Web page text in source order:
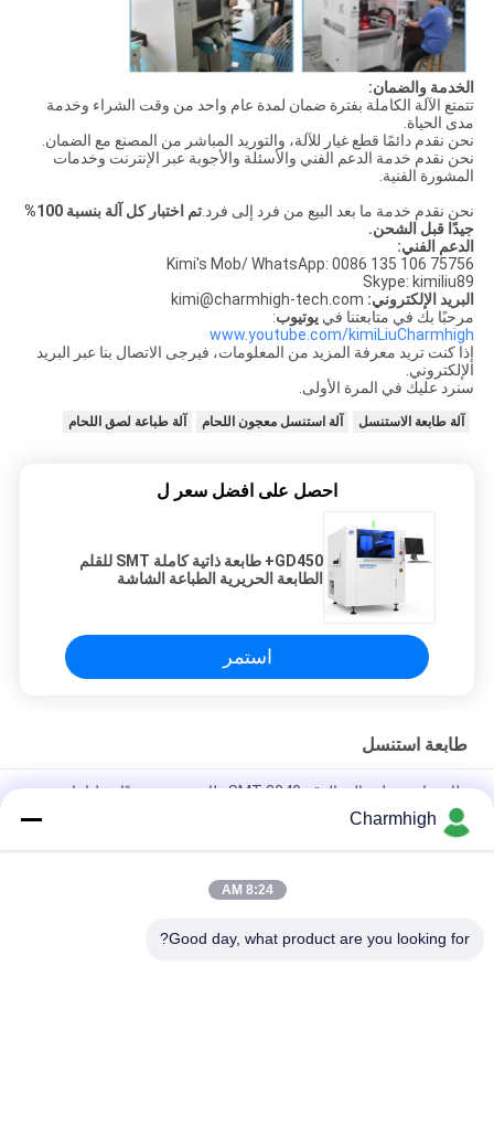
الخدمة والضمان:
تتمتع الآلة الكاملة بفترة ضمان لمدة عام واحد من وقت الشراء وخدمة
مدى الحياة.
نحن نقدم دائمًا قطع غيار للآلة، والتوريد المباشر من المصنع مع الضمان.
نحن نقدم خدمة الدعم الفني والأسئلة والأجوبة عبر الإنترنت وخدمات
المشورة الفنية.
نحن نقدم خدمة ما بعد البيع من فرد إلى فرد.
تم اختبار كل آلة بنسبة 100%
جيدًا قبل الشحن.
الدعم الفني:
Kimi's Mob/ WhatsApp: 0086 135 106 75756
Skype: kimiliu89
البريد الإلكتروني: kimi@charmhigh-tech.com
مرحبًا بك في متابعتنا في يوتيوب:
www.youtube.com/kimiLiuCharmhigh
إذا كنت تريد معرفة المزيد من المعلومات، فيرجى الاتصال بنا عبر البريد
الإلكتروني.
سنرد عليك في المرة الأولى.
آلة طابعة الاستنسل آلة استنسل معجون اللحام آلة طباعة لصق اللحام
احصل على افضل سعر ل
GD450+ طابعة ذاتية كاملة SMT للقلم
الطابعة الحريرية الطباعة الشاشة
استمر
طابعة استنسل
طابعة استنسل عالية الدقة 3040 SMT طابعة حرير يدويًا خط إنتاج
SMT
طابعة لصق اللحام شبه الأوتوماتيكية 3250 ، آلة طباعة الشاشة 320 *
Charmhigh
8:24 AM
Good day, what product are you looking for?